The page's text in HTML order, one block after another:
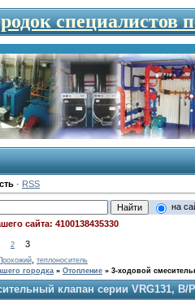
· RSS
на
сайта: 4100138435330
2
3
, теплоноситель
городка » Отопление » 3-ходовой
клапан серии VRG131, В/Р